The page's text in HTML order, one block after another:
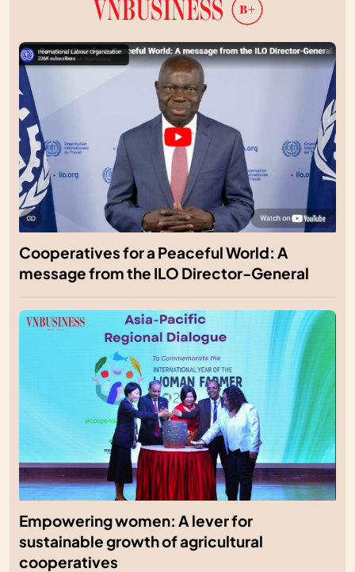
Cooperatives for a Peaceful World: A
message from the ILO Director-General
Empowering women: A lever for
sustainable growth of agricultural
cooperatives